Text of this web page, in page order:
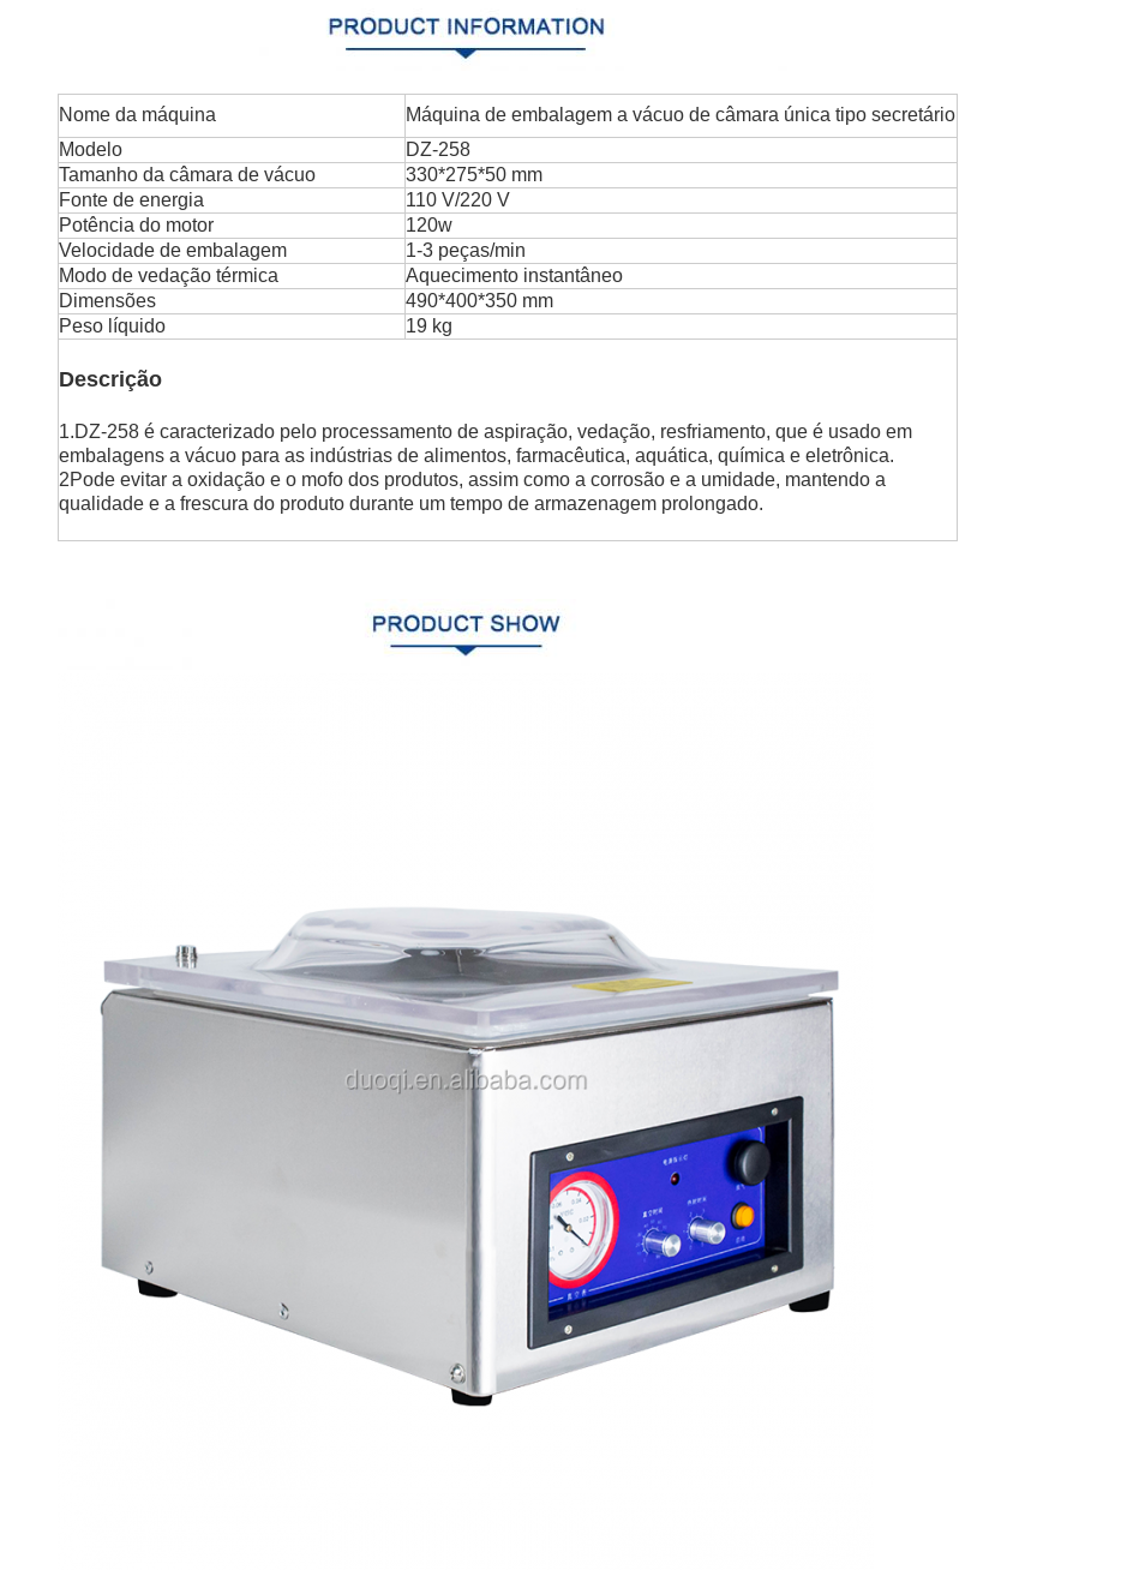
Nome da máquina
Máquina de embalagem a vácuo de câmara única tipo secretário
Modelo
DZ-258
Tamanho da câmara de vácuo
330*275*50 mm
Fonte de energia
110 V/220 V
Potência do motor
120w
Velocidade de embalagem
1-3 peças/min
Modo de vedação térmica
Aquecimento instantâneo
Dimensões
490*400*350 mm
Peso líquido
19 kg
Descrição
1.DZ-258 é caracterizado pelo processamento de aspiração, vedação, resfriamento, que é usado em
embalagens a vácuo para as indústrias de alimentos, farmacêutica, aquática, química e eletrônica.
2Pode evitar a oxidação e o mofo dos produtos, assim como a corrosão e a umidade, mantendo a
qualidade e a frescura do produto durante um tempo de armazenagem prolongado.